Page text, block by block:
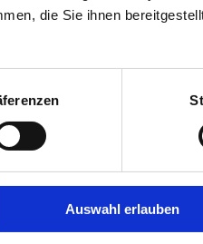
die Sie ihnen
Auswahl erlauben
Servicetechniker
Workwise ist
Anschließend kann
Workwise .
"Jobangebote per E-Mail"-
passende Jobangebote per E-